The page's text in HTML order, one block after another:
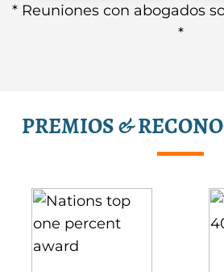
* Reuniones con abogados
*
PREMIOS &